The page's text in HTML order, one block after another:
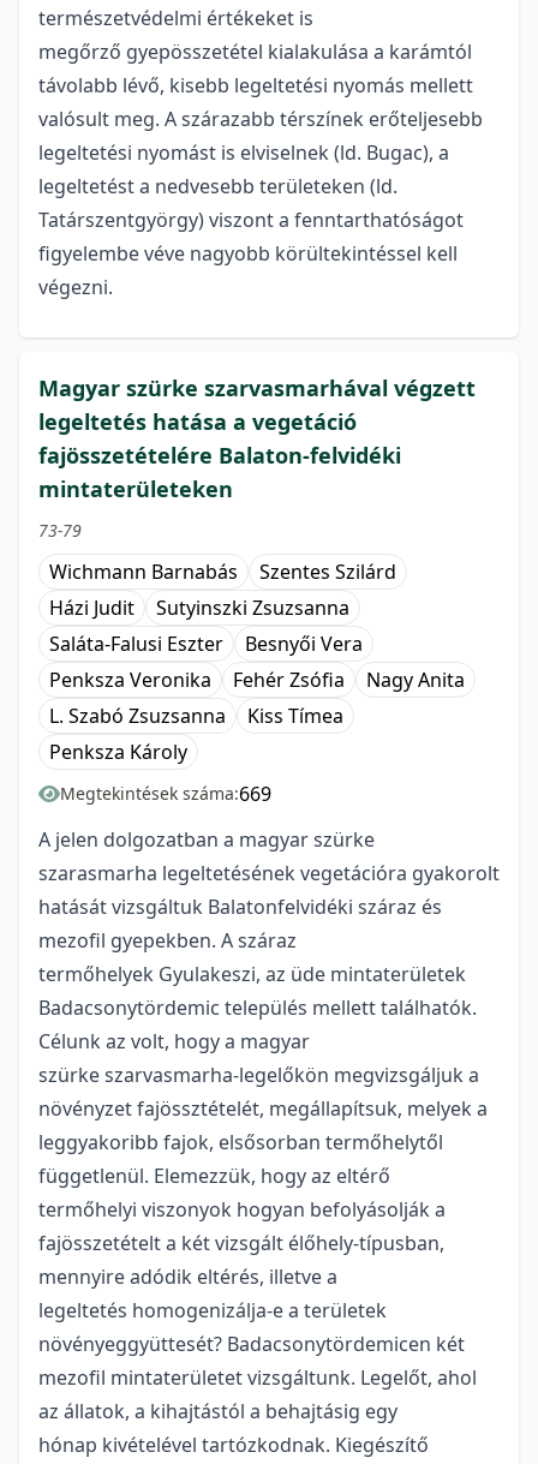
természetvédelmi értékeket is
megőrző gyepösszetétel kialakulása a karámtól
távolabb lévő, kisebb legeltetési nyomás mellett
valósult meg. A szárazabb térszínek erőteljesebb
legeltetési nyomást is elviselnek (ld. Bugac), a
legeltetést a nedvesebb területeken (ld.
Tatárszentgyörgy) viszont a fenntarthatóságot
figyelembe véve nagyobb körültekintéssel kell
végezni.
Magyar szürke szarvasmarhával végzett
legeltetés hatása a vegetáció
fajösszetételére Balaton-felvidéki
mintaterületeken
73-79
Wichmann Barnabás
Szentes Szilárd
Házi Judit
Sutyinszki Zsuzsanna
Saláta-Falusi Eszter
Besnyői Vera
Penksza Veronika
Fehér Zsófia
Nagy Anita
L. Szabó Zsuzsanna
Kiss Tímea
Penksza Károly
Megtekintések száma:669
A jelen dolgozatban a magyar szürke
szarasmarha legeltetésének vegetációra gyakorolt
hatását vizsgáltuk Balatonfelvidéki száraz és
mezofil gyepekben. A száraz
termőhelyek Gyulakeszi, az üde mintaterületek
Badacsonytördemic település mellett találhatók.
Célunk az volt, hogy a magyar
szürke szarvasmarha-legelőkön megvizsgáljuk a
növényzet fajössztételét, megállapítsuk, melyek a
leggyakoribb fajok, elsősorban termőhelytől
függetlenül. Elemezzük, hogy az eltérő
termőhelyi viszonyok hogyan befolyásolják a
fajösszetételt a két vizsgált élőhely-típusban,
mennyire adódik eltérés, illetve a
legeltetés homogenizálja-e a területek
növényeggyüttesét? Badacsonytördemicen két
mezofil mintaterületet vizsgáltunk. Legelőt, ahol
az állatok, a kihajtástól a behajtásig egy
hónap kivételével tartózkodnak. Kiegészítő